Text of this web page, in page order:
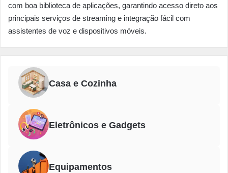
com boa biblioteca de aplicações, garantindo acesso direto aos
principais serviços de streaming e integração fácil com
assistentes de voz e dispositivos móveis.
Casa e Cozinha
Eletrônicos e Gadgets
Equipamentos